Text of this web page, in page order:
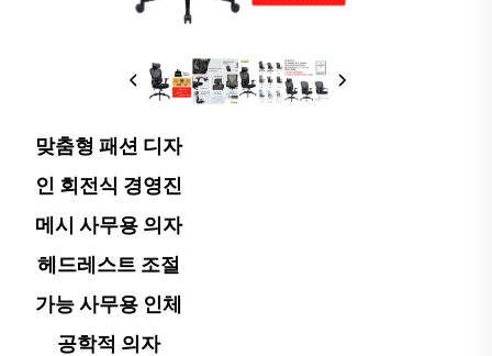
맞춤형 패션 디자
인 회전식 경영진
메시 사무용 의자
헤드레스트 조절
가능 사무용 인체
공학적 의자